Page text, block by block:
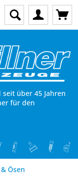
über 45 Jahren
für den
Ösen